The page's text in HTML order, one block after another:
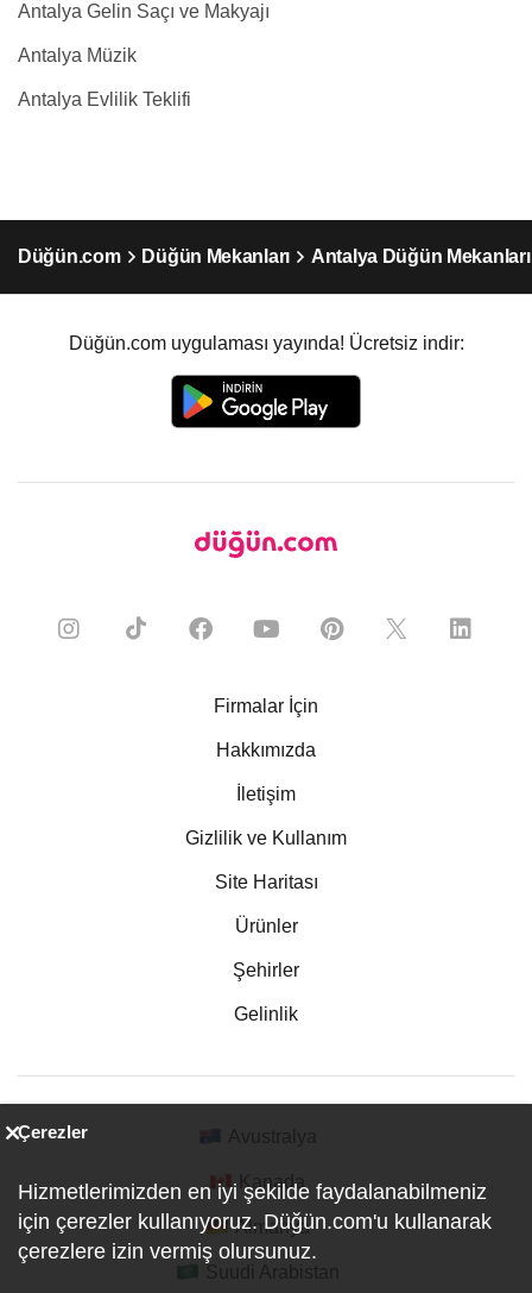
Antalya Gelin Saçı ve Makyajı
Antalya Müzik
Antalya Evlilik Teklifi
Düğün.com Düğün Mekanları Antalya Düğün Mekanları
Düğün.com uygulaması yayında! Ücretsiz indir:
Firmalar İçin
Hakkımızda
İletişim
Gizlilik ve Kullanım
Site Haritası
Ürünler
Şehirler
Gelinlik
Kanada
Almanya
Çerezler
Hizmetlerimizden en iyi şekilde faydalanabilmeniz
için çerezler kullanıyoruz. Düğün.com'u kullanarak
çerezlere izin vermiş olursunuz.